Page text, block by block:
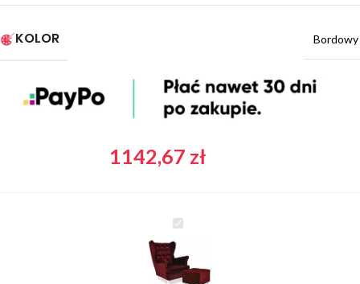
KOLOR Bordowy
1142,67 zł
Fotel
Uszak
z
pufką